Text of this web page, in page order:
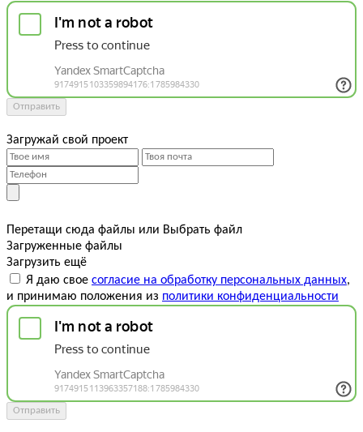
Отправить
Загружай свой проект
Перетащи сюда файлы или Выбрать файл
Загруженные файлы
Загрузить ещё
Я даю свое согласие на обработку персональных данных,
и принимаю положения из политики конфиденциальности
Отправить